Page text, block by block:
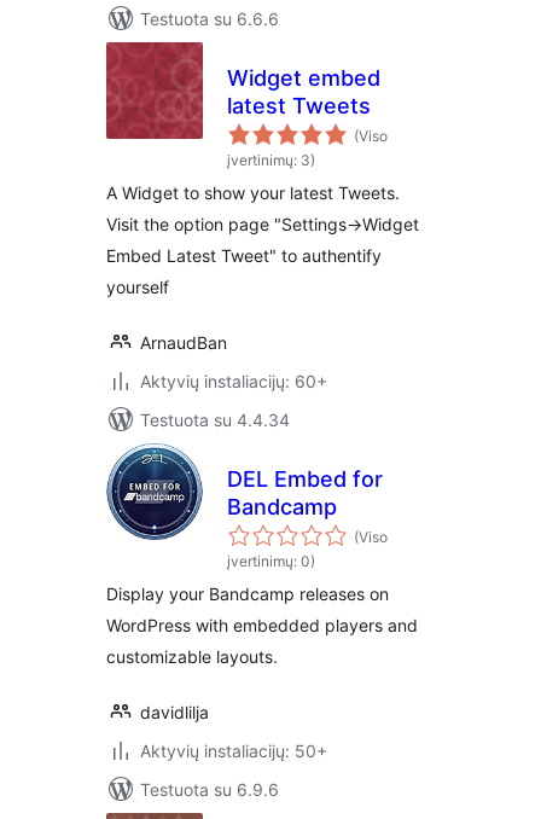
Testuota su 6.6.6
Widget embed
latest Tweets
(Viso
įvertinimų: 3)
A Widget to show your latest Tweets.
Visit the option page "Settings->Widget
Embed Latest Tweet" to authentify
yourself
ArnaudBan
Aktyvių instaliacijų: 60+
Testuota su 4.4.34
DEL Embed for
Bandcamp
(Viso
įvertinimų: 0)
Display your Bandcamp releases on
WordPress with embedded players and
customizable layouts.
davidlilja
Aktyvių instaliacijų: 50+
Testuota su 6.9.6